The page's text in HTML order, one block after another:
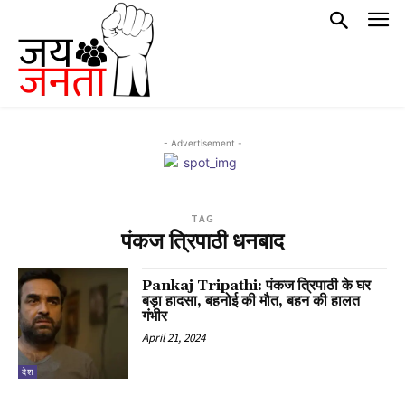
- Advertisement -
TAG
पंकज त्रिपाठी धनबाद
देश
Pankaj Tripathi: पंकज त्रिपाठी के घर
बड़ा हादसा, बहनोई की मौत, बहन की हालत
गंभीर
April 21, 2024